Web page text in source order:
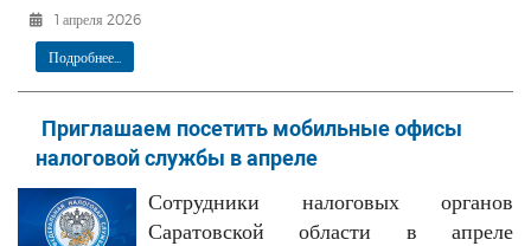
1 апреля 2026
Подробнее...
Приглашаем посетить мобильные офисы
налоговой службы в апреле
Сотрудники налоговых органов
Саратовской области в апреле